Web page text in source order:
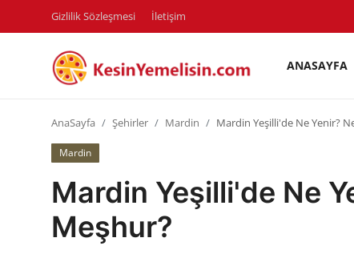
Gizlilik Sözleşmesi İletişim
ANASAYFA
Diyet & Sağlıklı Beslenme
AnaSayfa Şehirler Mardin Mardin Yeşilli'de Ne Yenir?
Mardin
Mardin Yeşilli'de Ne
Meşhur?